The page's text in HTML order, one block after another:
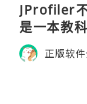
JProfiler
是一本教
M的内存
理。通过
正版软